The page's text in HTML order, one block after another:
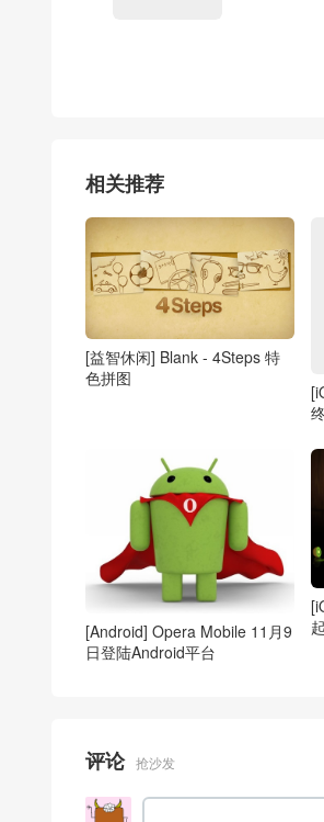
相关推荐
[益智休闲] Blank - 4Steps 特
色拼图
[Android] Opera Mobile 11月9
日登陆Android平台
评论 抢沙发